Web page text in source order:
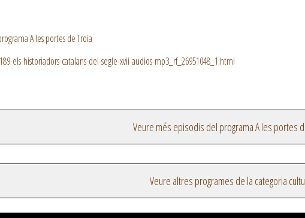
A les portes de Troia
els-historiadors-catalans-del-segle-xvii-audios-mp3_rf_26951048_1.html
Veure més episodis del programa A les portes
Veure altres programes de la categoria